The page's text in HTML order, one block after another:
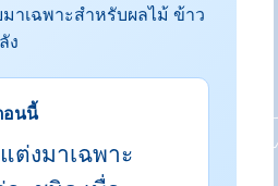
าเฉพาะสำหรับผลไม้ ข้าว
ง
อนนี้
ต่งมาเฉพาะ